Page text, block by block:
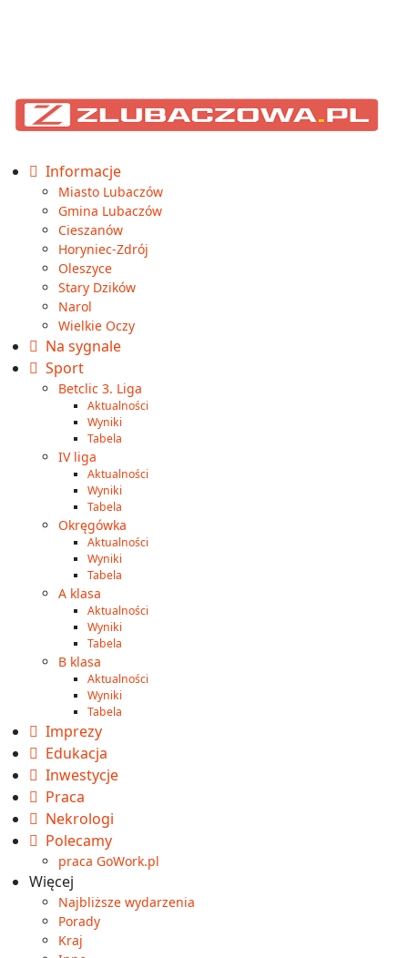
Informacje
Miasto Lubaczów
Gmina Lubaczów
Cieszanów
Horyniec-Zdrój
Oleszyce
Stary Dzików
Narol
Wielkie Oczy
Na sygnale
Sport
Betclic 3. Liga
Aktualności
Wyniki
Tabela
IV liga
Aktualności
Wyniki
Tabela
Okręgówka
Aktualności
Wyniki
Tabela
A klasa
Aktualności
Wyniki
Tabela
B klasa
Aktualności
Wyniki
Tabela
Imprezy
Edukacja
Inwestycje
Praca
Nekrologi
Polecamy
praca GoWork.pl
Więcej
Najbliższe wydarzenia
Porady
Kraj